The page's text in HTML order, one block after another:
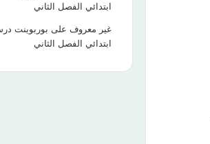
ابتدائي الفصل الثاني
غير معروف على بوربوينت
ابتدائي الفصل الثاني